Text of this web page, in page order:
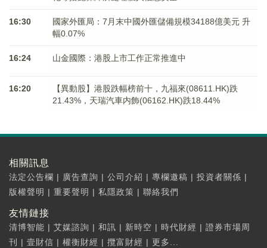
16:30
國家外匯局：7月末中國外匯儲備規模34188億美元 升
幅0.07%
16:24 山金國際：港股上市工作正常推進中
16:20
【異動股】港股跌幅榜前十，九福來(08611.HK)跌
21.43%，天瑞汽車内飾(06162.HK)跌18.44%
相關訊息
法定公告欄 | 廣告查詢 | 公司介紹 | 專欄邀稿 | 投資者關係 |
版權聲明 | 重要聲明 | 私隱政策 | 聯絡我們
友情鏈接
清博智能 | 艾媒諮詢 | 和訊 | 新時空 | 時代財經 | 證券市場周
刊
| 壹財信 | 權衡財經 | 攬富財經 | 更多...